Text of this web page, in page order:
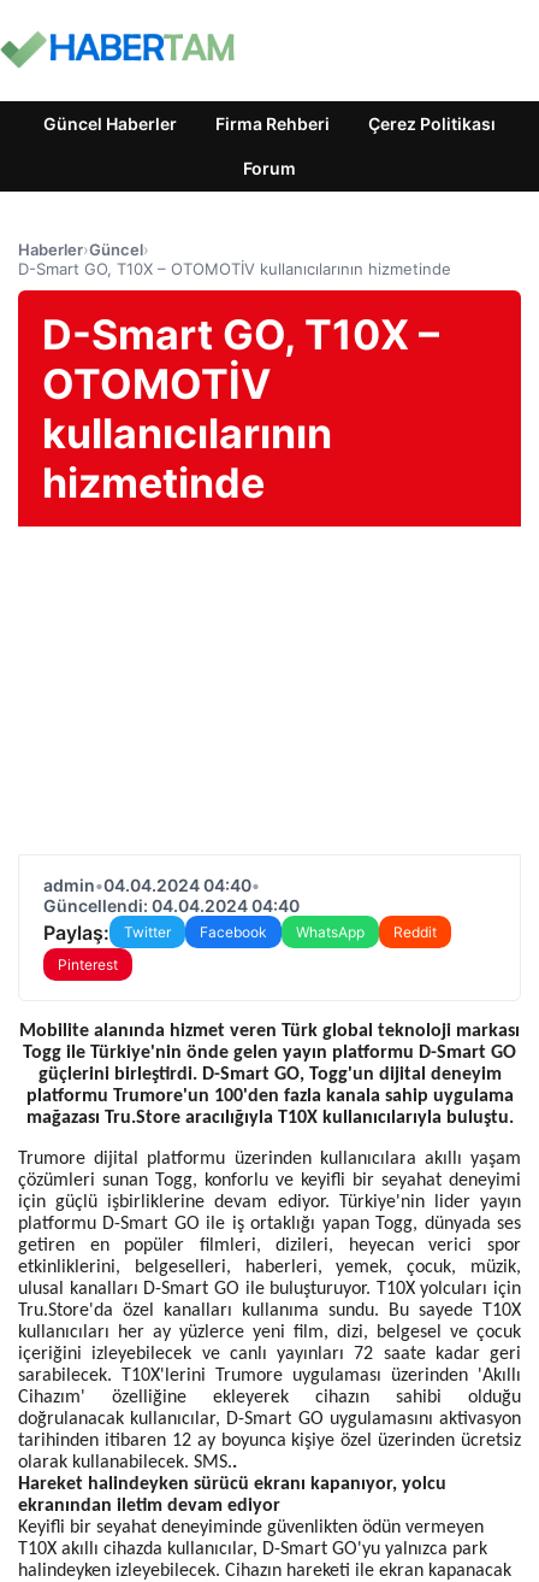
Güncel Haberler Firma Rehberi Çerez Politikası
Forum
Haberler›Güncel›
D-Smart GO, T10X – OTOMOTİV kullanıcılarının hizmetinde
D-Smart GO, T10X –
OTOMOTİV
kullanıcılarının
hizmetinde
admin•04.04.2024 04:40•
Güncellendi: 04.04.2024 04:40
Paylaş: Twitter Facebook WhatsApp
Reddit
Pinterest
Mobilite alanında hizmet veren Türk global teknoloji markası
Togg ile Türkiye'nin önde gelen yayın platformu D-Smart GO
güçlerini birleştirdi. D-Smart GO, Togg'un dijital deneyim
platformu Trumore'un 100'den fazla kanala sahip uygulama
mağazası Tru.Store aracılığıyla T10X kullanıcılarıyla buluştu.
Trumore dijital platformu üzerinden kullanıcılara akıllı yaşam
çözümleri sunan Togg, konforlu ve keyifli bir seyahat deneyimi
için güçlü işbirliklerine devam ediyor. Türkiye'nin lider yayın
platformu D-Smart GO ile iş ortaklığı yapan Togg, dünyada ses
getiren en popüler filmleri, dizileri, heyecan verici spor
etkinliklerini, belgeselleri, haberleri, yemek, çocuk, müzik,
ulusal kanalları D-Smart GO ile buluşturuyor. T10X yolcuları için
Tru.Store'da özel kanalları kullanıma sundu. Bu sayede T10X
kullanıcıları her ay yüzlerce yeni film, dizi, belgesel ve çocuk
içeriğini izleyebilecek ve canlı yayınları 72 saate kadar geri
sarabilecek. T10X'lerini Trumore uygulaması üzerinden 'Akıllı
Cihazım' özelliğine ekleyerek cihazın sahibi olduğu
doğrulanacak kullanıcılar, D-Smart GO uygulamasını aktivasyon
tarihinden itibaren 12 ay boyunca kişiye özel üzerinden ücretsiz
olarak kullanabilecek. SMS..
Hareket halindeyken sürücü ekranı kapanıyor, yolcu
ekranından iletim devam ediyor
Keyifli bir seyahat deneyiminde güvenlikten ödün vermeyen
T10X akıllı cihazda kullanıcılar, D-Smart GO'yu yalnızca park
halindeyken izleyebilecek. Cihazın hareketi ile ekran kapanacak